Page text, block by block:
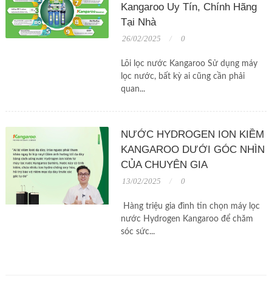
Kangaroo Uy Tín, Chính Hãng
Tại Nhà
26/02/2025 0
Lõi lọc nước Kangaroo Sử dụng máy
lọc nước, bất kỳ ai cũng cần phải
quan...
NƯỚC HYDROGEN ION KIỀM
KANGAROO DƯỚI GÓC NHÌN
CỦA CHUYÊN GIA
13/02/2025 0
Hàng triệu gia đình tin chọn máy lọc
nước Hydrogen Kangaroo để chăm
sóc sức...